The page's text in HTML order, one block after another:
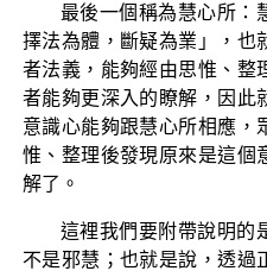
最後一個稱為慧心所：
擇法為體，斷疑為業」，也
者法義，能夠經由思惟、整
者能夠更深入的瞭解，因此
意識心能夠跟慧心所相應，
惟、整理後發現原來是這個
解了。
這裡我們要附帶說明的
不是邪慧；也就是說，透過